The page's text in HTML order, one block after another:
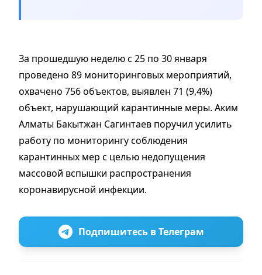
За прошедшую неделю с 25 по 30 января
проведено 89 мониторинговых мероприятий,
охвачено 756 объектов, выявлен 71 (9,4%)
объект, нарушающий карантинные меры. Аким
Алматы Бакытжан Сагинтаев поручил усилить
работу по мониторингу соблюдения
карантинных мер с целью недопущения
массовой вспышки распространения
коронавирусной инфекции.
Подпишитесь в Телеграм